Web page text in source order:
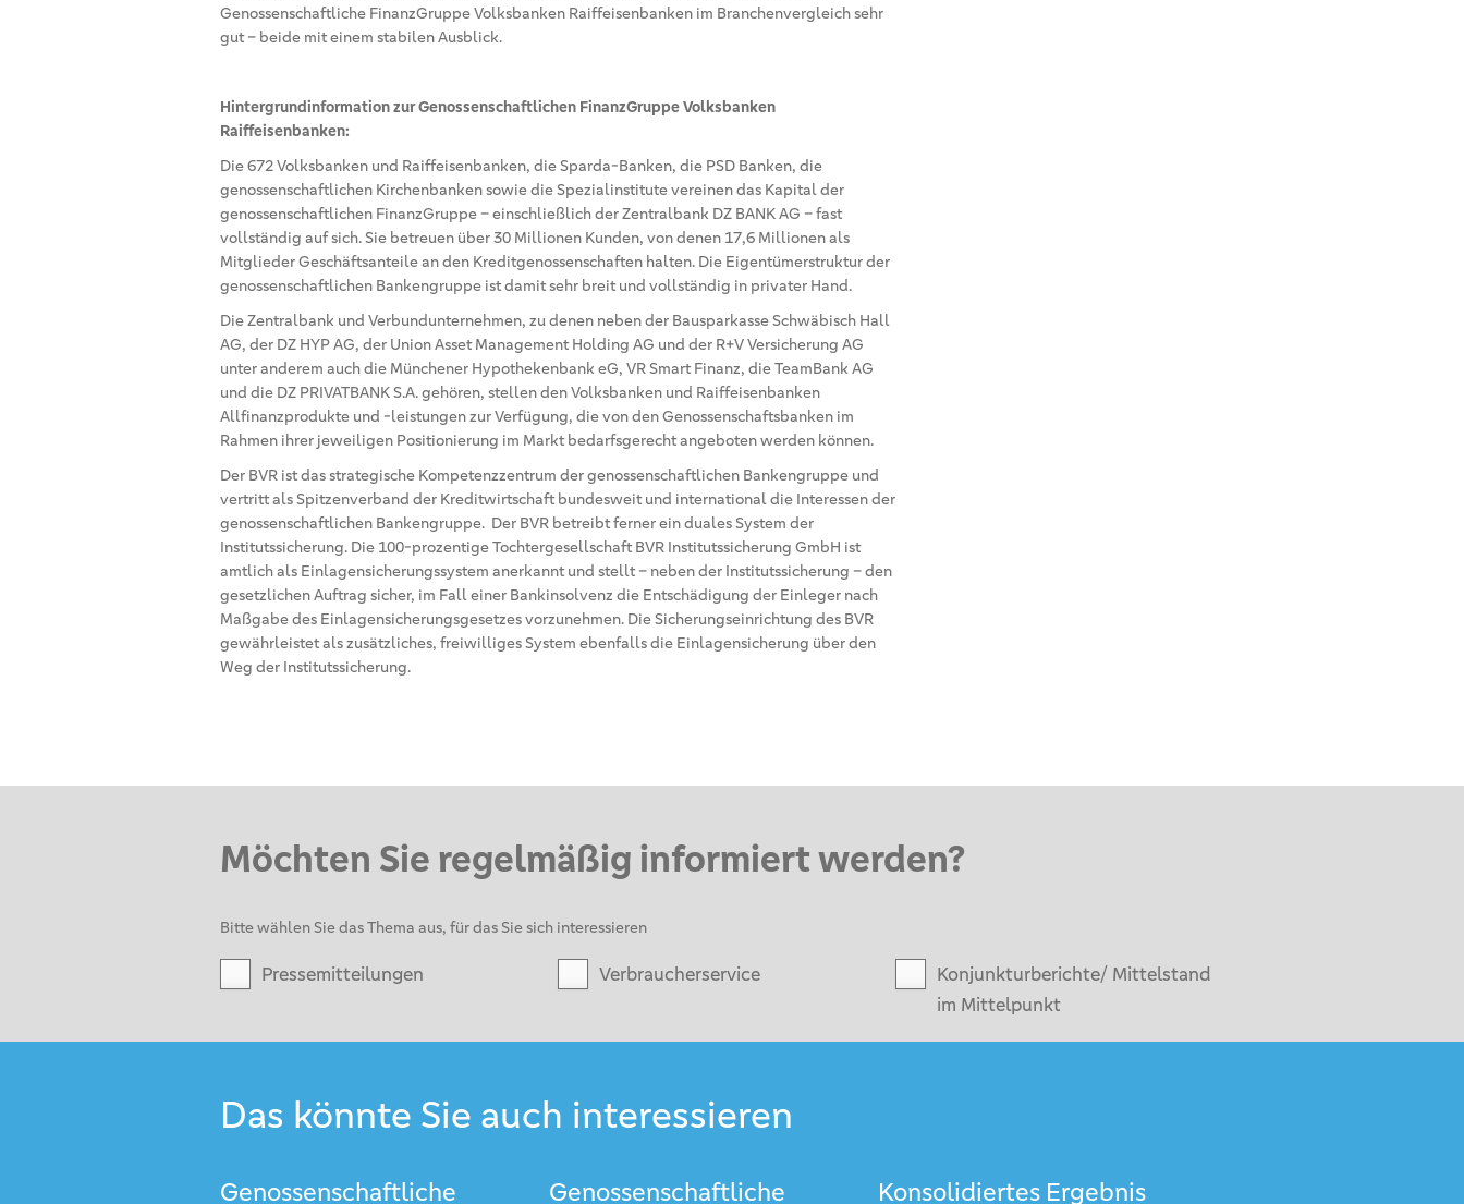
Genossenschaftliche FinanzGruppe Volksbanken Raiffeisenbanken im Branchenvergleich sehr
gut – beide mit einem stabilen Ausblick.
Hintergrundinformation zur Genossenschaftlichen FinanzGruppe Volksbanken
Raiffeisenbanken:
Die 672 Volksbanken und Raiffeisenbanken, die Sparda-Banken, die PSD Banken, die
genossenschaftlichen Kirchenbanken sowie die Spezialinstitute vereinen das Kapital der
genossenschaftlichen FinanzGruppe – einschließlich der Zentralbank DZ BANK AG – fast
vollständig auf sich. Sie betreuen über 30 Millionen Kunden, von denen 17,6 Millionen als
Mitglieder Geschäftsanteile an den Kreditgenossenschaften halten. Die Eigentümerstruktur der
genossenschaftlichen Bankengruppe ist damit sehr breit und vollständig in privater Hand.
Die Zentralbank und Verbundunternehmen, zu denen neben der Bausparkasse Schwäbisch Hall
AG, der DZ HYP AG, der Union Asset Management Holding AG und der R+V Versicherung AG
unter anderem auch die Münchener Hypothekenbank eG, VR Smart Finanz, die TeamBank AG
und die DZ PRIVATBANK S.A. gehören, stellen den Volksbanken und Raiffeisenbanken
Allfinanzprodukte und -leistungen zur Verfügung, die von den Genossenschaftsbanken im
Rahmen ihrer jeweiligen Positionierung im Markt bedarfsgerecht angeboten werden können.
Der BVR ist das strategische Kompetenzzentrum der genossenschaftlichen Bankengruppe und
vertritt als Spitzenverband der Kreditwirtschaft bundesweit und international die Interessen der
genossenschaftlichen Bankengruppe. Der BVR betreibt ferner ein duales System der
Institutssicherung. Die 100-prozentige Tochtergesellschaft BVR Institutssicherung GmbH ist
amtlich als Einlagensicherungssystem anerkannt und stellt – neben der Institutssicherung – den
gesetzlichen Auftrag sicher, im Fall einer Bankinsolvenz die Entschädigung der Einleger nach
Maßgabe des Einlagensicherungsgesetzes vorzunehmen. Die Sicherungseinrichtung des BVR
gewährleistet als zusätzliches, freiwilliges System ebenfalls die Einlagensicherung über den
Weg der Institutssicherung.
Möchten Sie regelmäßig informiert werden?
Bitte wählen Sie das Thema aus, für das Sie sich interessieren
Pressemitteilungen Verbraucherservice
Konjunkturberichte/ Mittelstand
im Mittelpunkt
Das könnte Sie auch interessieren
Genossenschaftliche Genossenschaftliche Konsolidiertes Ergebnis